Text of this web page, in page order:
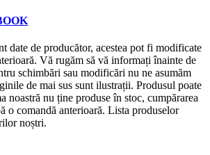
date de producător, acestea pot fi modificate
Vă rugăm să vă informați înainte de
schimbări sau modificări nu ne asumăm
de mai sus sunt ilustrații. Produsul poate
noastră nu ține produse în stoc, cumpărarea
o comandă anterioară. Lista produselor
noștri.